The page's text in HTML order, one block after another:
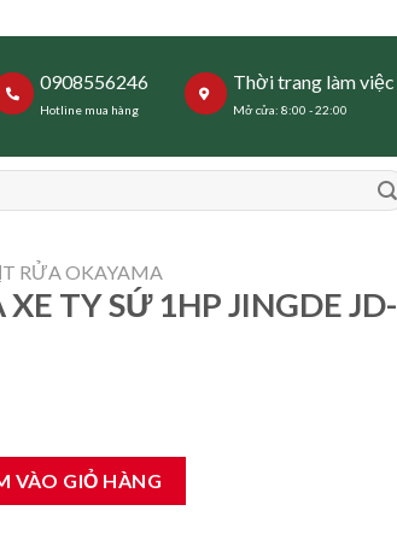
0908556246
Hotline mua hàng
Thời trang làm việc
Mở cửa: 8:00 - 22:00
RỬA OKAYAMA
TY SỨ 1HP JINGDE JD-
JINGDE JD-126 số lượng
VÀO GIỎ HÀNG